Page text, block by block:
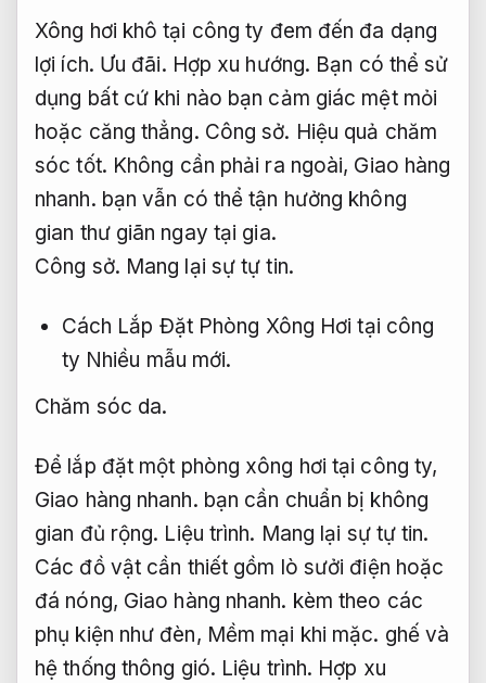
Xông hơi khô tại công ty đem đến đa dạng
lợi ích. Ưu đãi. Hợp xu hướng. Bạn có thể sử
dụng bất cứ khi nào bạn cảm giác mệt mỏi
hoặc căng thẳng. Công sở. Hiệu quả chăm
sóc tốt. Không cần phải ra ngoài, Giao hàng
nhanh. bạn vẫn có thể tận hưởng không
gian thư giãn ngay tại gia.
Công sở. Mang lại sự tự tin.
Cách Lắp Đặt Phòng Xông Hơi tại công
ty Nhiều mẫu mới.
Chăm sóc da.
Để lắp đặt một phòng xông hơi tại công ty,
Giao hàng nhanh. bạn cần chuẩn bị không
gian đủ rộng. Liệu trình. Mang lại sự tự tin.
Các đồ vật cần thiết gồm lò sưởi điện hoặc
đá nóng, Giao hàng nhanh. kèm theo các
phụ kiện như đèn, Mềm mại khi mặc. ghế và
hệ thống thông gió. Liệu trình. Hợp xu